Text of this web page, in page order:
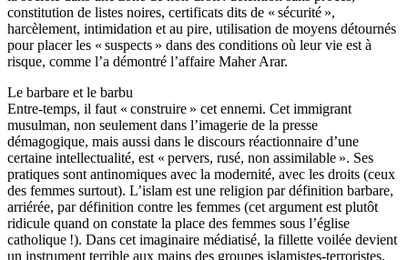
constitution de listes noires, certificats dits de « sécurité »,
harcèlement, intimidation et au pire, utilisation de moyens détournés
pour placer les « suspects » dans des conditions où leur vie est à
risque, comme l’a démontré l’affaire Maher Arar.
Le barbare et le barbu
Entre-temps, il faut « construire » cet ennemi. Cet immigrant
musulman, non seulement dans l’imagerie de la presse
démagogique, mais aussi dans le discours réactionnaire d’une
certaine intellectualité, est « pervers, rusé, non assimilable ». Ses
pratiques sont antinomiques avec la modernité, avec les droits (ceux
des femmes surtout). L’islam est une religion par définition barbare,
arriérée, par définition contre les femmes (cet argument est plutôt
ridicule quand on constate la place des femmes sous l’église
catholique !). Dans cet imaginaire médiatisé, la fillette voilée devient
un instrument terrible aux mains des groupes islamistes-terroristes.